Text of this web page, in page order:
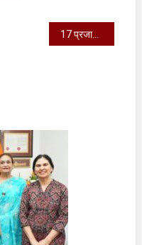
17 प्रजातियों के ट्यूलिप उगाने की मुहिम का शुभारंभ करते हुए सपरिवार ट्यूलिप के बल्ब रोपे